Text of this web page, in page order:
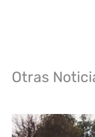
Otras